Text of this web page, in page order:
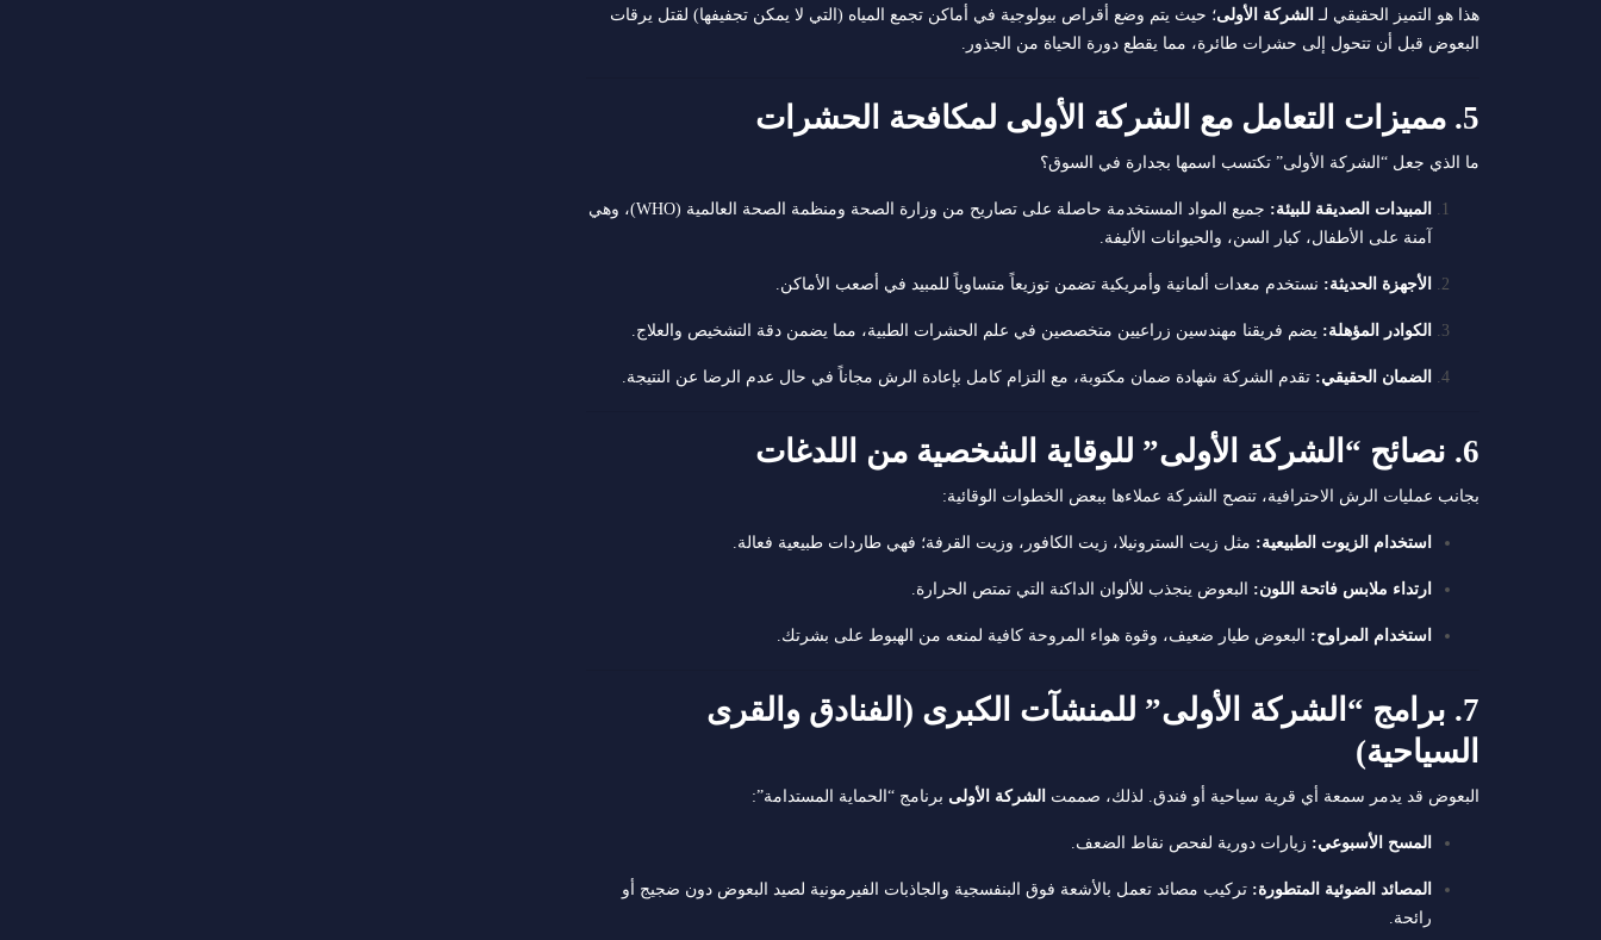
هذا هو التميز الحقيقي لـ الشركة الأولى؛ حيث يتم وضع أقراص بيولوجية في أماكن تجمع المياه (التي لا يمكن تجفيفها) لقتل يرقات
البعوض قبل أن تتحول إلى حشرات طائرة، مما يقطع دورة الحياة من الجذور.
5. مميزات التعامل مع الشركة الأولى لمكافحة الحشرات
ما الذي جعل “الشركة الأولى” تكتسب اسمها بجدارة في السوق؟
المبيدات الصديقة للبيئة:
جميع المواد المستخدمة حاصلة على تصاريح من وزارة الصحة ومنظمة الصحة العالمية (WHO)، وهي
آمنة على الأطفال، كبار السن، والحيوانات الأليفة.
الأجهزة الحديثة: نستخدم معدات ألمانية وأمريكية تضمن توزيعاً متساوياً للمبيد في أصعب الأماكن.
الكوادر المؤهلة: يضم فريقنا مهندسين زراعيين متخصصين في علم الحشرات الطبية، مما يضمن دقة التشخيص والعلاج.
الضمان الحقيقي: تقدم الشركة شهادة ضمان مكتوبة، مع التزام كامل بإعادة الرش مجاناً في حال عدم الرضا عن النتيجة.
6. نصائح “الشركة الأولى” للوقاية الشخصية من اللدغات
بجانب عمليات الرش الاحترافية، تنصح الشركة عملاءها ببعض الخطوات الوقائية:
استخدام الزيوت الطبيعية: مثل زيت السترونيلا، زيت الكافور، وزيت القرفة؛ فهي طاردات طبيعية فعالة.
ارتداء ملابس فاتحة اللون: البعوض ينجذب للألوان الداكنة التي تمتص الحرارة.
استخدام المراوح: البعوض طيار ضعيف، وقوة هواء المروحة كافية لمنعه من الهبوط على بشرتك.
7. برامج “الشركة الأولى” للمنشآت الكبرى (الفنادق والقرى
السياحية)
البعوض قد يدمر سمعة أي قرية سياحية أو فندق. لذلك، صممت الشركة الأولى برنامج “الحماية المستدامة”:
المسح الأسبوعي: زيارات دورية لفحص نقاط الضعف.
المصائد الضوئية المتطورة: تركيب مصائد تعمل بالأشعة فوق البنفسجية والجاذبات الفيرمونية لصيد البعوض دون ضجيج أو
رائحة.